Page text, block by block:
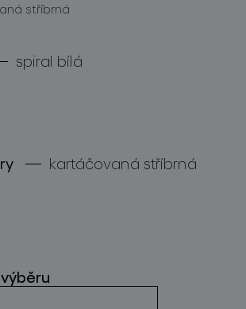
nás
stříbrná
spiral bílá
kartáčovaná stříbrná